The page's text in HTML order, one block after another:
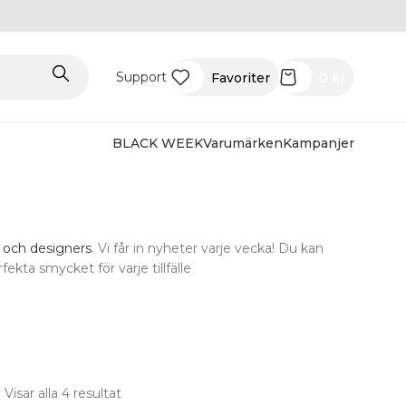
Support Favoriter
BLACK WEEKVarumärkenKampanjer
designers. Vi får in nyheter varje vecka! Du kan
smycket för varje tillfälle
Visar alla 4 resultat